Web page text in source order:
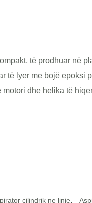
të prodhuar në
të lyer me bojë epoksi
dhe helika të
cilindrik ne linje,